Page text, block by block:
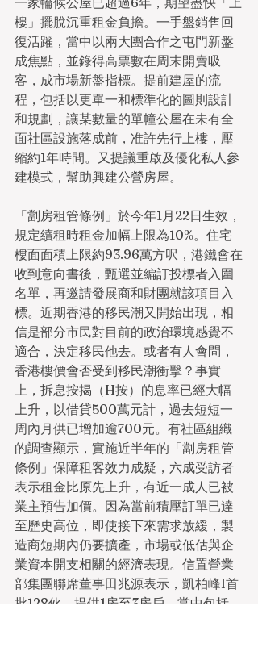
樓」擺脫沉重租金負擔。一手盤銷售回
復活躍，當中以兩大團合作之屯門新盤
成焦點，並錄得高票數在周末開賣吸
客，成市場新盤指標。提前建屋的流
程，包括以更單一和標準化的圖則設計
和規劃，讓某數量的單幢公屋在未有全
面社區設施落成前，准許先行上樓，壓
縮約1年時間。又提議重啟及優化私人參
建模式，幫助興建公營房屋。
「劏房租管條例」於今年1月22日生效，
規定續租時租金加幅上限為10%。住宅
樓面面積上限約93.96萬方呎，港鐵會在
收到意向書後，甄選並編訂投標者入圍
名單，再邀請發展商和財團就該項目入
標。近期香港的移民潮又開始出現，相
信是部分市民對目前的政治環境感覺不
適合，決定移民他去。或者有人會問，
香港樓價會否受到移民潮衝擊？事實
上，拆息按揭（H按）的息率已經大幅
上升，以借貸500萬元計，過去短短一
周內月供已增加逾700元。有社區組織
的調查顯示，實施近半年的「劏房租管
條例」保障租客效力成疑，六成受訪者
表示租金比原先上升，有近一成人已被
業主預告加價。因為當前積壓訂單已達
至歷史高位，即使接下來需求放緩，製
造商短期內仍要擴產，市場或低估與企
業資本開支相關的經濟表現。信置營業
部集團聯席董事田兆源表示，凱柏峰I首
批128伙，提供1房至3房戶，當中包括